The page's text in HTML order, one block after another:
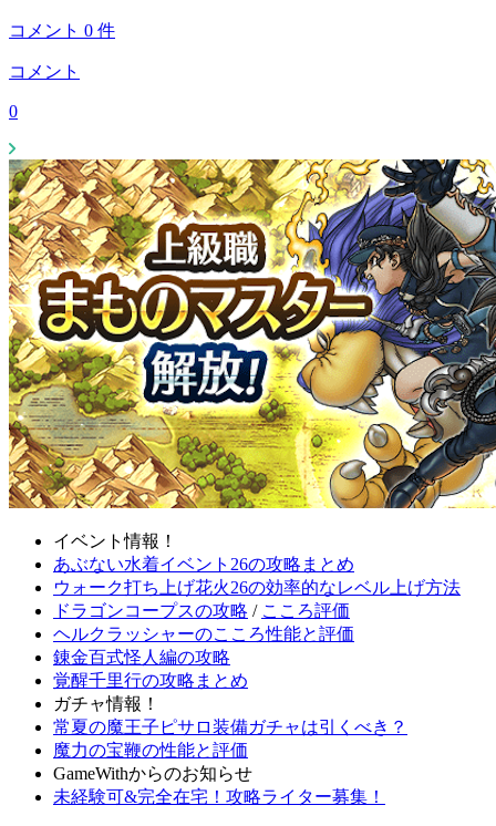
コメント 0 件
コメント
0
イベント情報！
あぶない水着イベント26の攻略まとめ
ウォーク打ち上げ花火26の効率的なレベル上げ方法
ドラゴンコープスの攻略 / こころ評価
ヘルクラッシャーのこころ性能と評価
錬金百式怪人編の攻略
覚醒千里行の攻略まとめ
ガチャ情報！
常夏の魔王子ピサロ装備ガチャは引くべき？
魔力の宝鞭の性能と評価
GameWithからのお知らせ
未経験可&完全在宅！攻略ライター募集！